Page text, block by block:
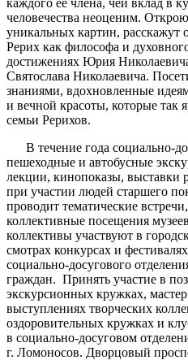
каждого её члена, чей вклад в
человечества неоценим.
уникальных картин,
Рерих как философа и
достижениях Юрия
Святослава Николаевича.
знаниями, вдохновленные
и вечной красоты, которые так
семьи Рерихов.
В течение года социально-
пешеходные и автобусные
лекции, кинопоказы, выставки
при участии людей старшего
проводит тематические
коллективные посещения
коллективы участвуют в
смотрах конкурсах и
социально-досугового
граждан. Принять участие в
экскурсионных кружках,
выступлениях творческих
оздоровительных кружках и
в социально-досуговом
г. Ломоносов. Дворцовый